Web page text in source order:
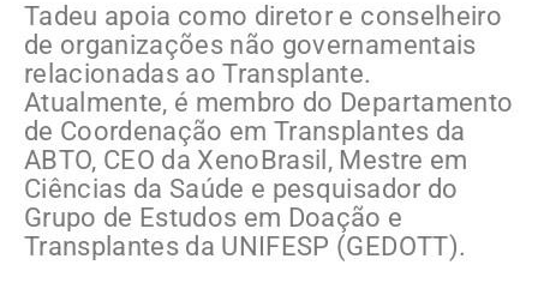
Tadeu apoia como diretor e conselheiro
de organizações não governamentais
relacionadas ao Transplante.
Atualmente, é membro do Departamento
de Coordenação em Transplantes da
ABTO, CEO da XenoBrasil, Mestre em
Ciências da Saúde e pesquisador do
Grupo de Estudos em Doação e
Transplantes da UNIFESP (GEDOTT).